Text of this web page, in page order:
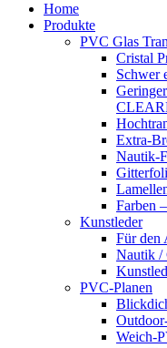
Home
Produkte
PVC Glas
Cristal
Schwer
Extra-
Nautik-
Farben
Kunstleder
Für den
Nautik /
PVC-Planen
Weich-